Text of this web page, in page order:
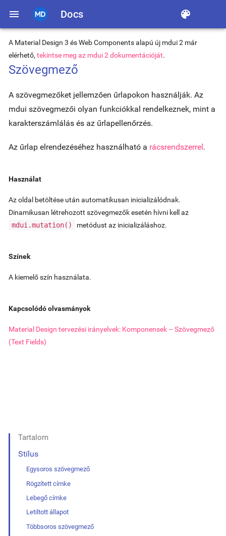
menu Docs color_lens
A Material Design 3 és Web Components alapú új mdui 2 már
elérhető, tekintse meg az mdui 2 dokumentációját.
Szövegmező
A szövegmezőket jellemzően űrlapokon használják. Az
mdui szövegmezői olyan funkciókkal rendelkeznek, mint a
karakterszámlálás és az űrlapellenőrzés.
Az űrlap elrendezéséhez használható a rácsrendszerrel .
Használat
Az oldal betöltése után automatikusan inicializálódnak.
Dinamikusan létrehozott szövegmezők esetén hívni kell az
mdui.mutation()
metódust az inicializáláshoz.
Színek
A kiemelő szín használata.
Kapcsolódó olvasmányok
Material Design tervezési irányelvek: Komponensek – Szövegmező
(Text Fields)
Tartalom
Stílus
Egysoros szövegmező
Rögzített címke
Lebegő címke
Letiltott állapot
Többsoros szövegmező